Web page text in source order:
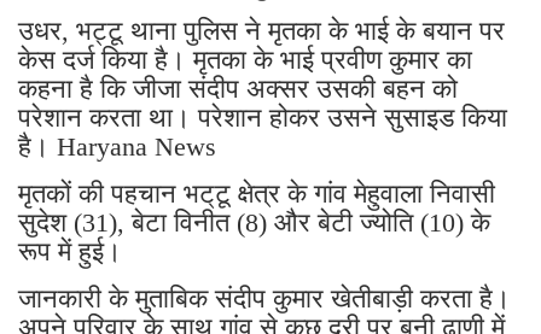
उधर, भट्टू थाना पुलिस ने मृतका के भाई के बयान पर
केस दर्ज किया है। मृतका के भाई प्रवीण कुमार का
कहना है कि जीजा संदीप अक्सर उसकी बहन को
परेशान करता था। परेशान होकर उसने सुसाइड किया
है। Haryana News
मृतकों की पहचान भट्‌टू क्षेत्र के गांव मेहुवाला निवासी
सुदेश (31), बेटा विनीत (8) और बेटी ज्योति (10) के
रूप में हुई।
जानकारी के मुताबिक संदीप कुमार खेतीबाड़ी करता है।
अपने परिवार के साथ गांव से कुछ दूरी पर बनी ढाणी में